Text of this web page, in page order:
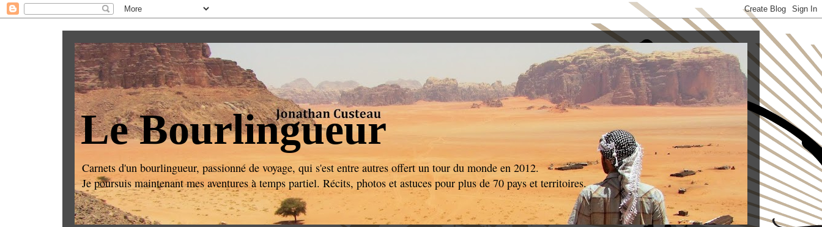
Le Bourlingueur
Carnets d'un bourlingueur, passionné de voyage, qui s'est entre autres offert un tour du monde en 2012.
Je poursuis maintenant mes aventures à temps partiel. Récits, photos et astuces pour plus de 70 pays et territoires.